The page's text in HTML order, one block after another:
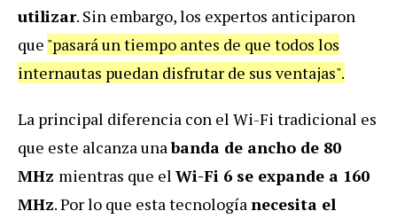
utilizar. Sin embargo, los expertos anticiparon
que "pasará un tiempo antes de que todos los
internautas puedan disfrutar de sus ventajas".
La principal diferencia con el Wi-Fi tradicional es
que este alcanza unabanda de ancho de 80
MHz mientras que el Wi-Fi 6 se expande a 160
MHz. Por lo que esta tecnologíanecesita el